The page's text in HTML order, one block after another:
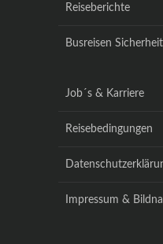
Reiseberichte
Busreisen Sicherheit
Job´s & Karriere
Reisebedingungen
Impressum &